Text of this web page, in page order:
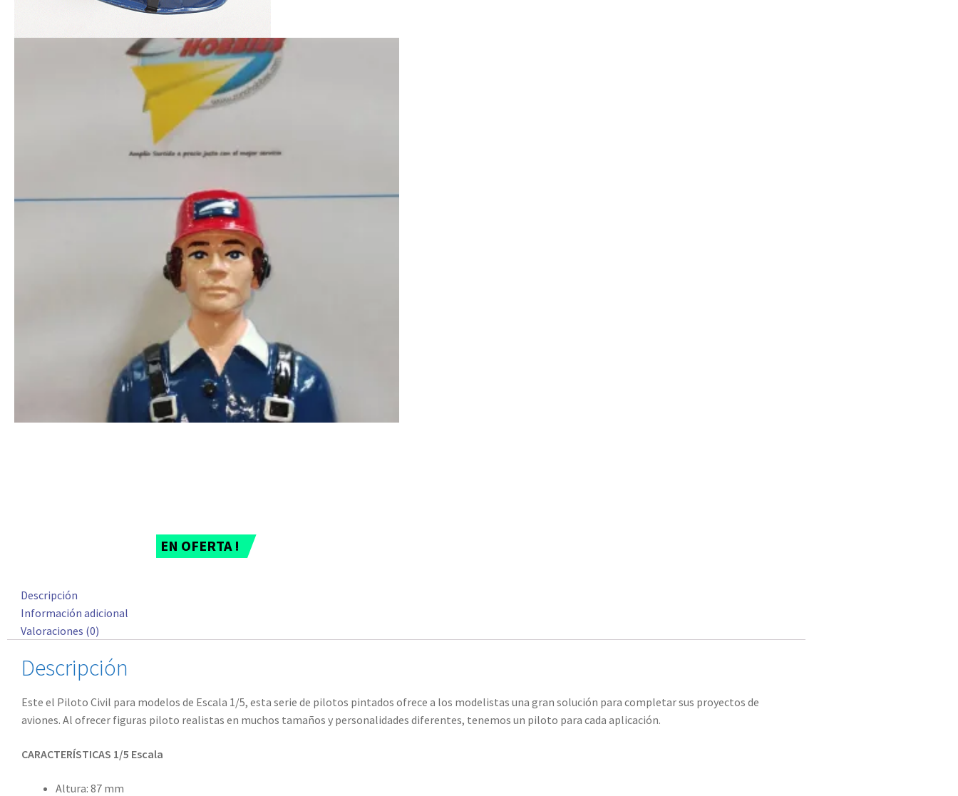
EN OFERTA !
Descripción
Información adicional
Valoraciones (0)
Descripción
Este el Piloto Civil para modelos de Escala 1/5, esta serie de pilotos pintados ofrece a los modelistas una gran solución para completar sus proyectos de
aviones. Al ofrecer figuras piloto realistas en muchos tamaños y personalidades diferentes, tenemos un piloto para cada aplicación.
CARACTERÍSTICAS 1/5 Escala
Altura: 87 mm